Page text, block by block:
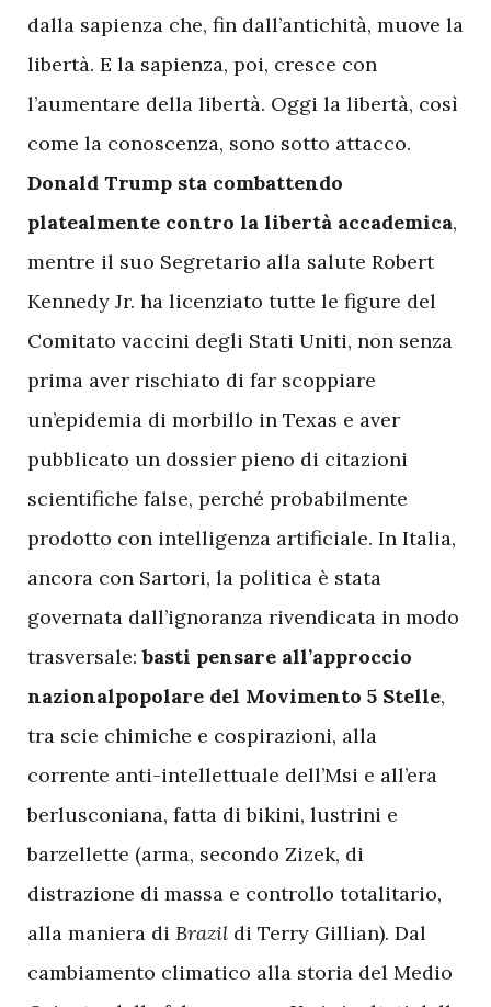
dalla sapienza che, fin dall’antichità, muove la
libertà. E la sapienza, poi, cresce con
l’aumentare della libertà. Oggi la libertà, così
come la conoscenza, sono sotto attacco.
Donald Trump sta combattendo
platealmente contro la libertà accademica,
mentre il suo Segretario alla salute Robert
Kennedy Jr. ha licenziato tutte le figure del
Comitato vaccini degli Stati Uniti, non senza
prima aver rischiato di far scoppiare
un’epidemia di morbillo in Texas e aver
pubblicato un dossier pieno di citazioni
scientifiche false, perché probabilmente
prodotto con intelligenza artificiale. In Italia,
ancora con Sartori, la politica è stata
governata dall’ignoranza rivendicata in modo
trasversale:basti pensare all’approccio
nazionalpopolare del Movimento 5 Stelle,
tra scie chimiche e cospirazioni, alla
corrente anti-intellettuale dell’Msi e all’era
berlusconiana, fatta di bikini, lustrini e
barzellette (arma, secondo Zizek, di
distrazione di massa e controllo totalitario,
alla maniera di Brazil di Terry Gillian). Dal
cambiamento climatico alla storia del Medio